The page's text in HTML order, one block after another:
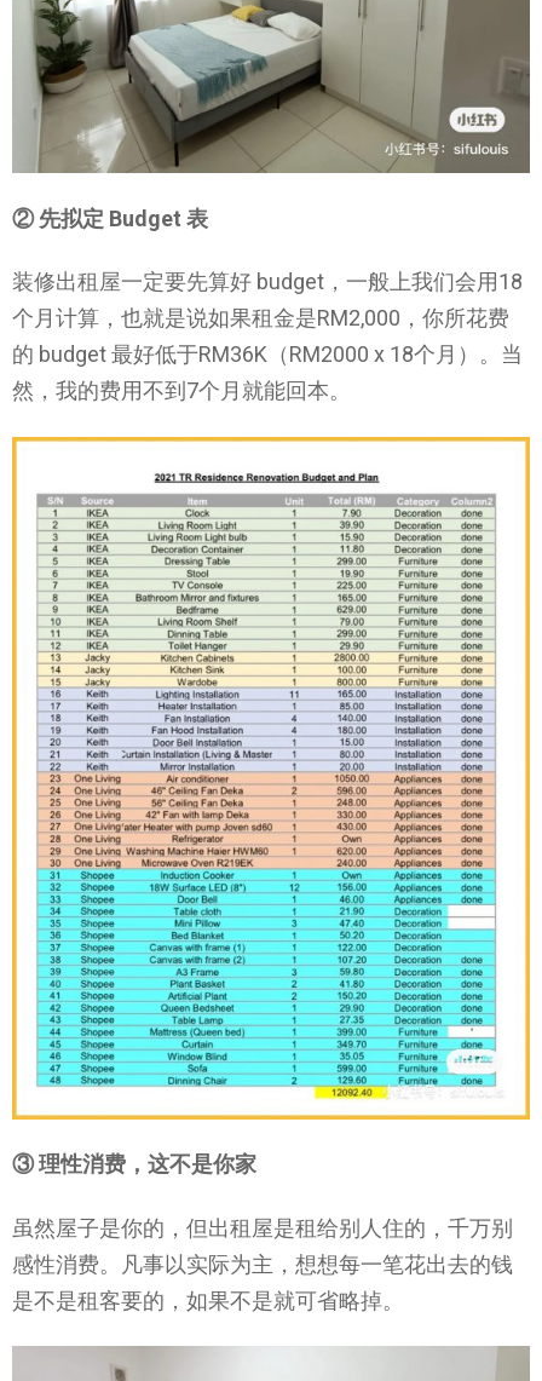
② 先拟定 Budget 表
装修出租屋一定要先算好 budget，一般上我们会用18
个月计算，也就是说如果租金是RM2,000，你所花费
的 budget 最好低于RM36K（RM2000 x 18个月）。当
然，我的费用不到7个月就能回本。
③ 理性消费，这不是你家
虽然屋子是你的，但出租屋是租给别人住的，千万别
感性消费。凡事以实际为主，想想每一笔花出去的钱
是不是租客要的，如果不是就可省略掉。